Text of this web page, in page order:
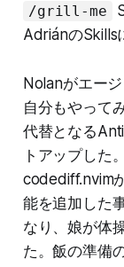
/grill-me
AdriánのSkills
Nolanがエー
自分もやって
代替となる
トアップした
codediff.nvim
能を追加した
なり、娘が体
た。飯の準備